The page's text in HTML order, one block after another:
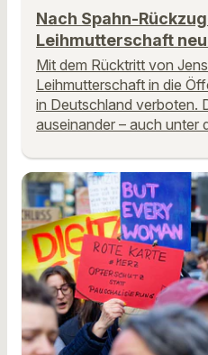
Nach Spahn-
Leihmutterschaft
Mit dem Rücktritt von
Leihmutterschaft in die
in Deutschland verboten.
auseinander – auch unter